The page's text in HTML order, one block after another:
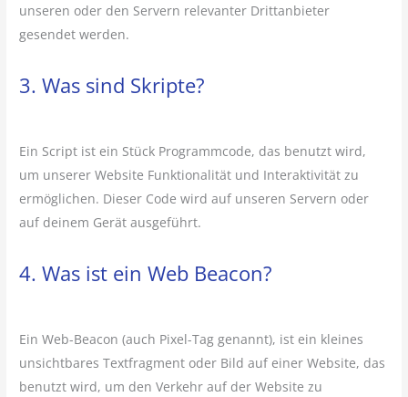
unseren oder den Servern relevanter Drittanbieter
gesendet werden.
3. Was sind Skripte?
Ein Script ist ein Stück Programmcode, das benutzt wird,
um unserer Website Funktionalität und Interaktivität zu
ermöglichen. Dieser Code wird auf unseren Servern oder
auf deinem Gerät ausgeführt.
4. Was ist ein Web Beacon?
Ein Web-Beacon (auch Pixel-Tag genannt), ist ein kleines
unsichtbares Textfragment oder Bild auf einer Website, das
benutzt wird, um den Verkehr auf der Website zu